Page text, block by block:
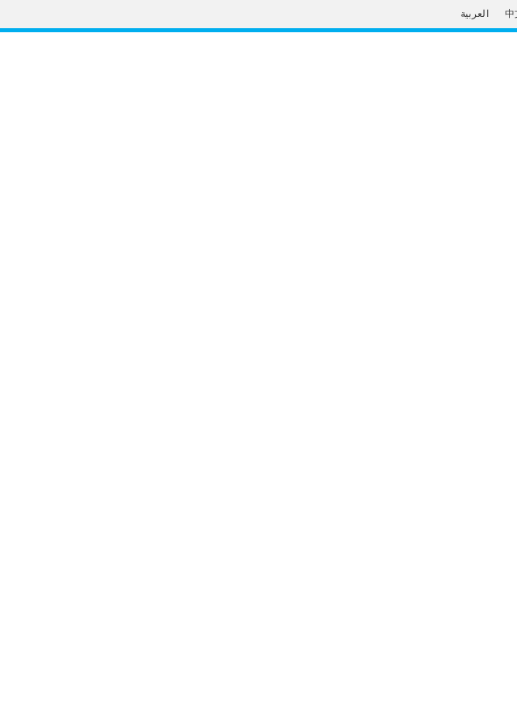
العربية 中